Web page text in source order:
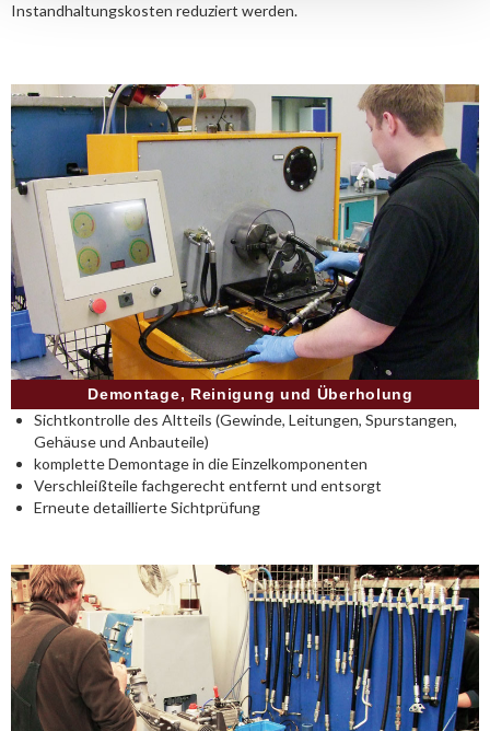
Instandhaltungskosten reduziert werden.
Demontage, Reinigung und Überholung
Sichtkontrolle des Altteils (Gewinde, Leitungen, Spurstangen,
Gehäuse und Anbauteile)
komplette Demontage in die Einzelkomponenten
Verschleißteile fachgerecht entfernt und entsorgt
Erneute detaillierte Sichtprüfung